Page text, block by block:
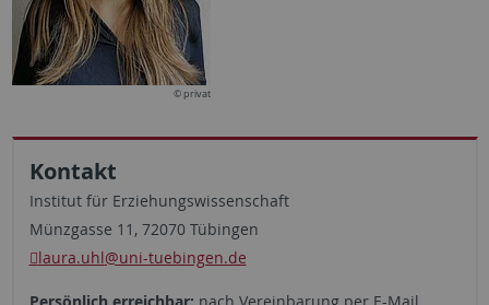
© privat
Kontakt
Institut für Erziehungswissenschaft
Münzgasse 11, 72070 Tübingen
laura.uhl@uni-tuebingen.de